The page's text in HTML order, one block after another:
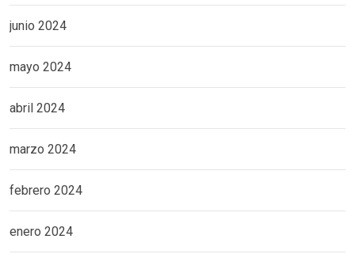
junio 2024
mayo 2024
abril 2024
marzo 2024
febrero 2024
enero 2024